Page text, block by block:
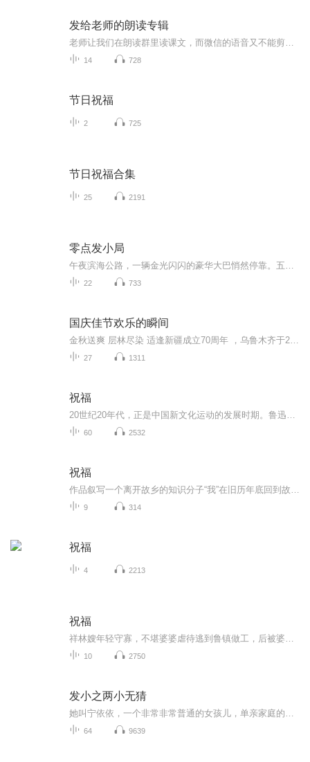
发给老师的朗读专辑
14 728
节日祝福
2 725
节日祝福合集
25 2191
零点发小局
22 733
国庆佳节欢乐的瞬间
27 1311
祝福
60 2532
祝福
9 314
祝福
4 2213
祝福
10 2750
发小之两小无猜
64 9639